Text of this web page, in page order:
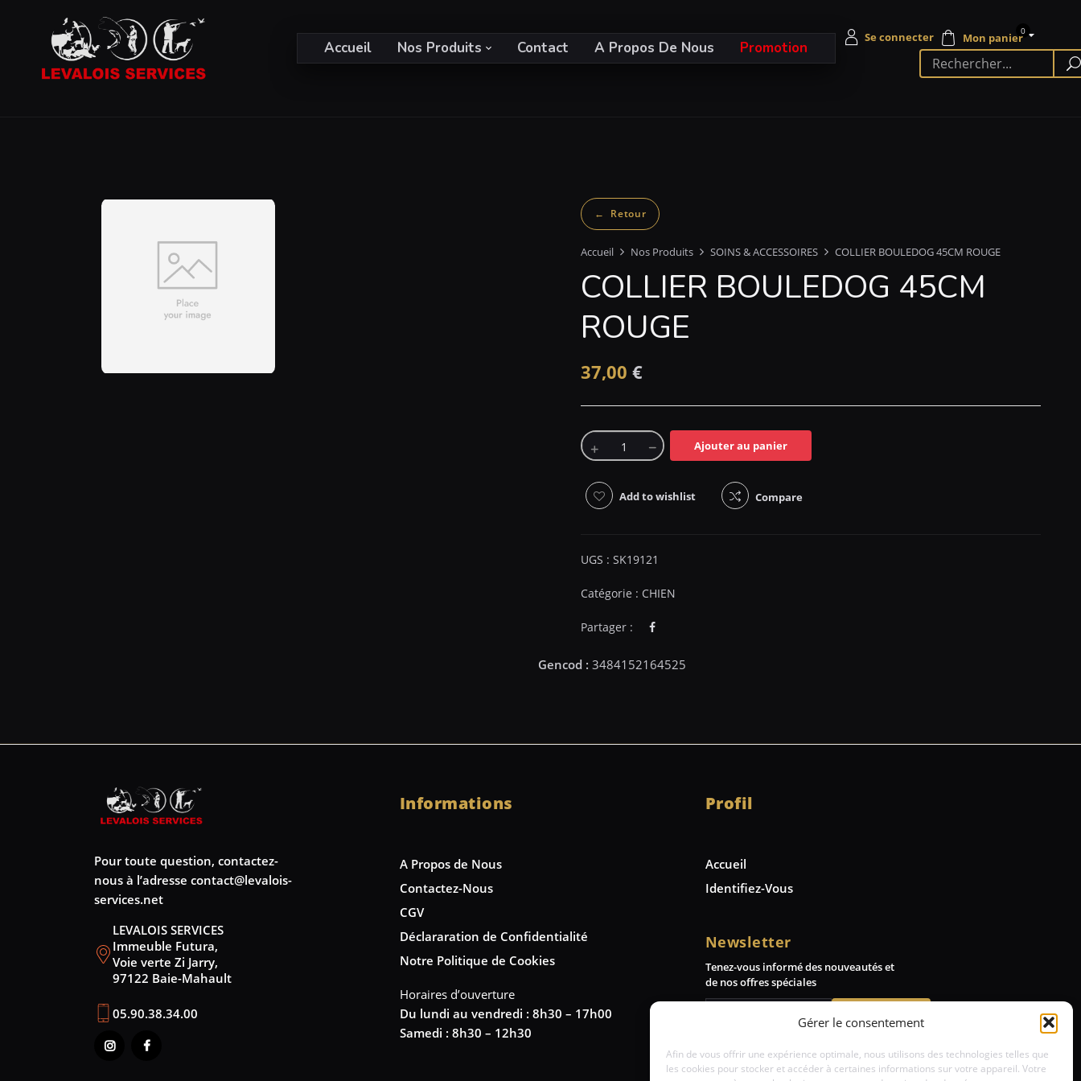
Gérer le consentement
Afin de vous offrir une expérience optimale, nous utilisons des technologies telles que
les cookies pour stocker et accéder à certaines informations sur votre appareil. Votre
Accueil Nos Produits Contact A Propos De Nous Promotion
0
Accueil Nos Produits SOINS & ACCESSOIRES COLLIER BOULEDOG 45CM ROUGE
COLLIER BOULEDOG 45CM
ROUGE
37,00 €
Ajouter au panier
Add to wishlist Compare
UGS : SK19121
Catégorie : CHIEN
Partager :
Pour toute question, contactez-
nous à l’adresse contact@levalois-
services.net
LEVALOIS SERVICES
Immeuble Futura,
Voie verte Zi Jarry,
97122 Baie-Mahault
05.90.38.34.00
Informations
A Propos de Nous
Contactez-Nous
CGV
Déclararation de Confidentialité
Notre Politique de Cookies
Horaires d’ouverture
Du lundi au vendredi : 8h30 – 17h00
Samedi : 8h30 – 12h30
Profil
Accueil
Identifiez-Vous
Newsletter
Tenez-vous informé des nouveautés et
de nos offres spéciales